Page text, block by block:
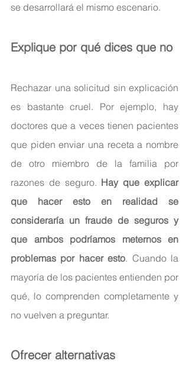
se desarrollará el mismo escenario.
Explique por qué dices que no
Rechazar una solicitud sin explicación
es bastante cruel. Por ejemplo, hay
doctores que a veces tienen pacientes
que piden enviar una receta a nombre
de otro miembro de la familia por
razones de seguro. Hay que explicar
que hacer esto en realidad se
consideraría un fraude de seguros y
que ambos podríamos meternos en
problemas por hacer esto. Cuando la
mayoría de los pacientes entienden por
qué, lo comprenden completamente y
no vuelven a preguntar.
Ofrecer alternativas